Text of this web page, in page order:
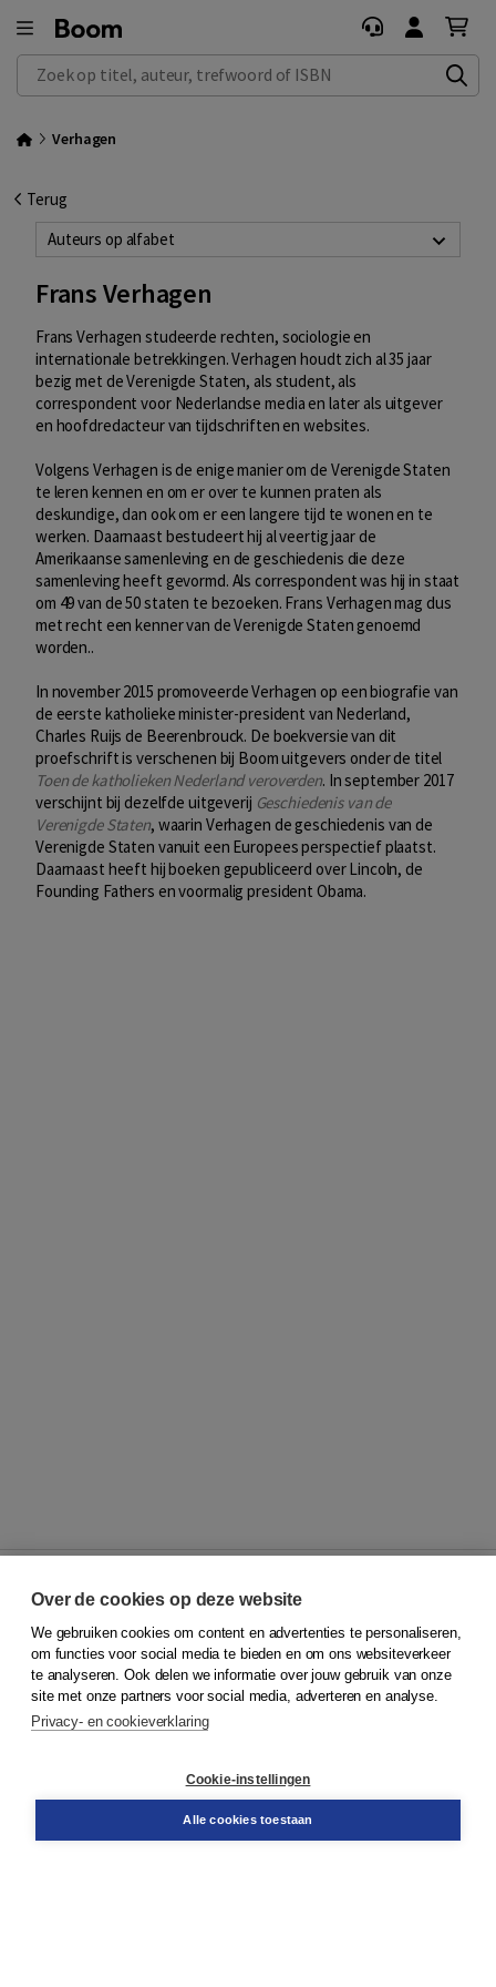
Zoek op titel, auteur, trefwoord of ISBN
Verhagen
Terug
Auteurs op alfabet
Frans Verhagen
Frans Verhagen studeerde rechten, sociologie en
internationale betrekkingen. Verhagen houdt zich al 35 jaar
bezig met de Verenigde Staten, als student, als
correspondent voor Nederlandse media en later als uitgever
en hoofdredacteur van tijdschriften en websites.
Volgens Verhagen is de enige manier om de Verenigde Staten
te leren kennen en om er over te kunnen praten als
deskundige, dan ook om er een langere tijd te wonen en te
werken. Daarnaast bestudeert hij al veertig jaar de
Amerikaanse samenleving en de geschiedenis die deze
samenleving heeft gevormd. Als correspondent was hij in staat
om 49 van de 50 staten te bezoeken. Frans Verhagen mag dus
met recht een kenner van de Verenigde Staten genoemd
worden..
In november 2015 promoveerde Verhagen op een biografie van
de eerste katholieke minister-president van Nederland,
Charles Ruijs de Beerenbrouck. De boekversie van dit
proefschrift is verschenen bij Boom uitgevers onder de titel
Toen de katholieken Nederland veroverden. In september 2017
verschijnt bij dezelfde uitgeverij Geschiedenis van de
Verenigde Staten, waarin Verhagen de geschiedenis van de
Verenigde Staten vanuit een Europees perspectief plaatst.
Daarnaast heeft hij boeken gepubliceerd over Lincoln, de
Founding Fathers en voormalig president Obama.
© 2026Koninklijke Boom uitgevers
Klantenservice
Service & informatie
Contact
Over de cookies op deze website
We gebruiken cookies om content en advertenties te personaliseren,
om functies voor social media te bieden en om ons websiteverkeer
te analyseren. Ook delen we informatie over jouw gebruik van onze
site met onze partners voor social media, adverteren en analyse.
Privacy- en cookieverklaring
Cookie-instellingen
Alle cookies toestaan